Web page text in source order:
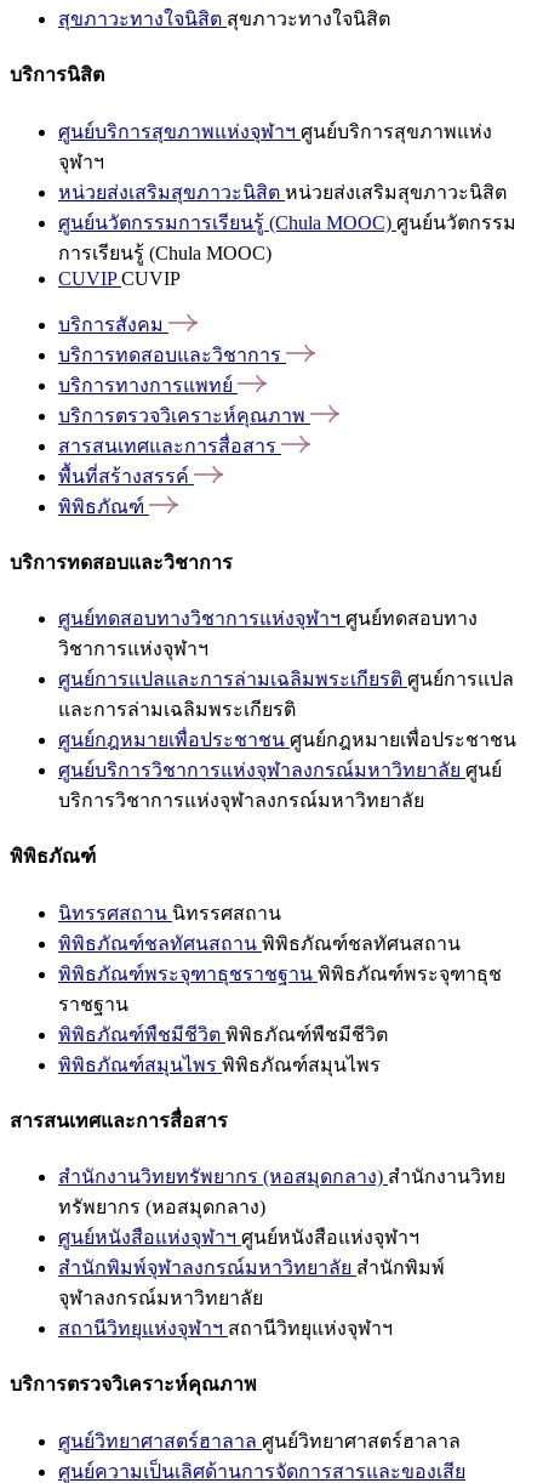
สุขภาวะทางใจนิสิต สุขภาวะทางใจนิสิต
บริการนิสิต
ศูนย์บริการสุขภาพแห่งจุฬาฯ ศูนย์บริการสุขภาพแห่ง
จุฬาฯ
หน่วยส่งเสริมสุขภาวะนิสิต หน่วยส่งเสริมสุขภาวะนิสิต
ศูนย์นวัตกรรมการเรียนรู้ (Chula MOOC) ศูนย์นวัตกรรม
การเรียนรู้ (Chula MOOC)
CUVIPCUVIP
บริการสังคม
บริการทดสอบและวิชาการ
บริการทางการแพทย์
บริการตรวจวิเคราะห์คุณภาพ
สารสนเทศและการสื่อสาร
พื้นที่สร้างสรรค์
พิพิธภัณฑ์
บริการทดสอบและวิชาการ
ศูนย์ทดสอบทางวิชาการแห่งจุฬาฯ ศูนย์ทดสอบทาง
วิชาการแห่งจุฬาฯ
ศูนย์การแปลและการล่ามเฉลิมพระเกียรติ ศูนย์การแปล
และการล่ามเฉลิมพระเกียรติ
ศูนย์กฎหมายเพื่อประชาชน ศูนย์กฎหมายเพื่อประชาชน
ศูนย์บริการวิชาการแห่งจุฬาลงกรณ์มหาวิทยาลัย ศูนย์
บริการวิชาการแห่งจุฬาลงกรณ์มหาวิทยาลัย
พิพิธภัณฑ์
นิทรรศสถาน นิทรรศสถาน
พิพิธภัณฑ์ชลทัศนสถาน พิพิธภัณฑ์ชลทัศนสถาน
พิพิธภัณฑ์พระจุฑาธุชราชฐาน พิพิธภัณฑ์พระจุฑาธุช
ราชฐาน
พิพิธภัณฑ์พืชมีชีวิต พิพิธภัณฑ์พืชมีชีวิต
พิพิธภัณฑ์สมุนไพร พิพิธภัณฑ์สมุนไพร
สารสนเทศและการสื่อสาร
สำนักงานวิทยทรัพยากร (หอสมุดกลาง) สำนักงานวิทย
ทรัพยากร (หอสมุดกลาง)
ศูนย์หนังสือแห่งจุฬาฯ ศูนย์หนังสือแห่งจุฬาฯ
สำนักพิมพ์จุฬาลงกรณ์มหาวิทยาลัย สำนักพิมพ์
จุฬาลงกรณ์มหาวิทยาลัย
สถานีวิทยุแห่งจุฬาฯ สถานีวิทยุแห่งจุฬาฯ
บริการตรวจวิเคราะห์คุณภาพ
ศูนย์วิทยาศาสตร์ฮาลาล ศูนย์วิทยาศาสตร์ฮาลาล
ศูนย์ความเป็นเลิศด้านการจัดการสารและของเสีย